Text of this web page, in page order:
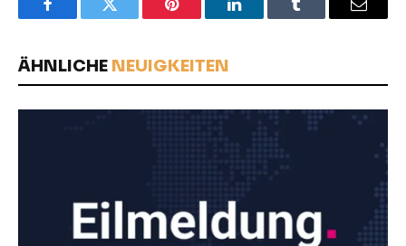
FacebookTwitter Pinterest LinkedInTumblr Email
ÄHNLICHE NEUIGKEITEN